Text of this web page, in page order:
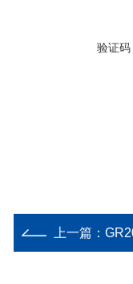
验证码
上一篇：